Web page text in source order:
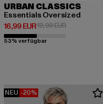
URBAN CLASSICS
Essentials Oversized
16,99 EUR
Derzeitiger Preis: 16,99 EUR
19,99 EUR
53% verfügbar
NEU -20%